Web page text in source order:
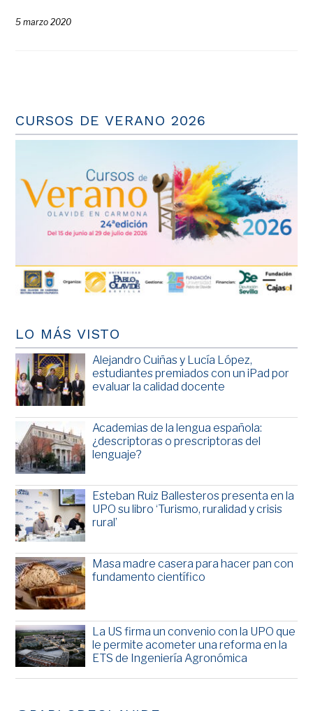
5 marzo 2020
CURSOS DE VERANO 2026
LO MÁS VISTO
Alejandro Cuiñas y Lucía López,
estudiantes premiados con un iPad por
evaluar la calidad docente
Academias de la lengua española:
¿descriptoras o prescriptoras del
lenguaje?
Esteban Ruiz Ballesteros presenta en la
UPO su libro ‘Turismo, ruralidad y crisis
rural’
Masa madre casera para hacer pan con
fundamento científico
La US firma un convenio con la UPO que
le permite acometer una reforma en la
ETS de Ingeniería Agronómica